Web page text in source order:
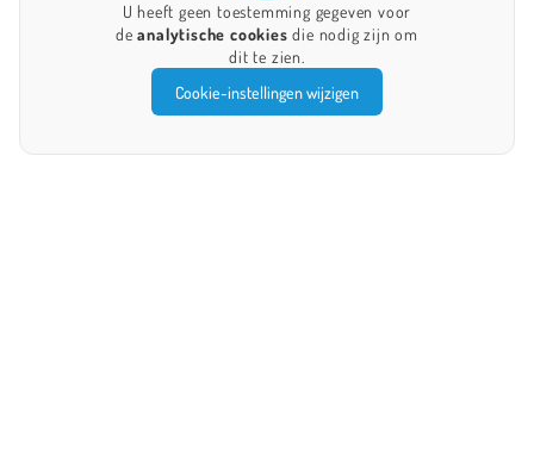
U heeft geen toestemming gegeven voor
deanalytische cookies die nodig zijn om
dit te zien.
Cookie-instellingen wijzigen